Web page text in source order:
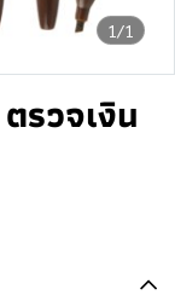
1/1
รวจเงิน